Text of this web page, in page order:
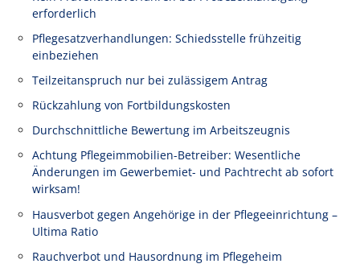
erforderlich
Pflegesatzverhandlungen: Schiedsstelle frühzeitig
einbeziehen
Teilzeitanspruch nur bei zulässigem Antrag
Rückzahlung von Fortbildungskosten
Durchschnittliche Bewertung im Arbeitszeugnis
Achtung Pflegeimmobilien-Betreiber: Wesentliche
Änderungen im Gewerbemiet- und Pachtrecht ab sofort
wirksam!
Hausverbot gegen Angehörige in der Pflegeeinrichtung –
Ultima Ratio
Rauchverbot und Hausordnung im Pflegeheim